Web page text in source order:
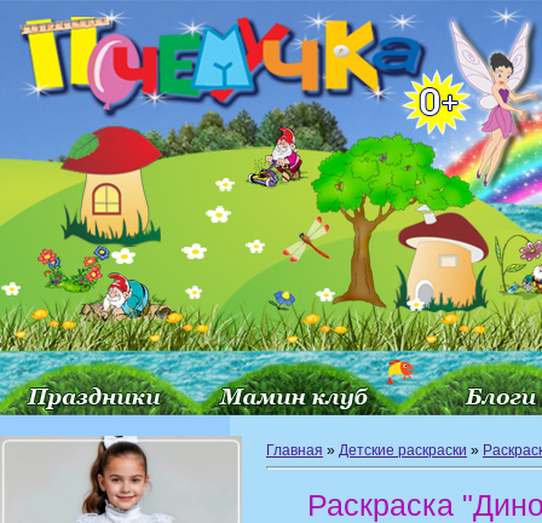
Главная » Детские раскраски »
Раскраска